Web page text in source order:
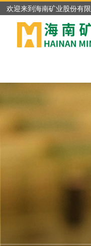
KY.COM,开
欢迎来到海南矿业股份有